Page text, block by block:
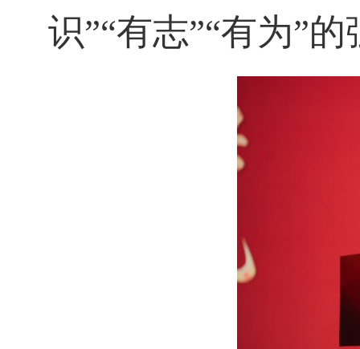
识”“有志”“有为”